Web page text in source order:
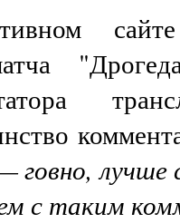
говно,
с таким